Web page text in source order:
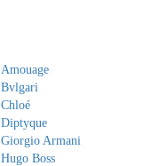
Amouage
Bvlgari
Chloé
Diptyque
Giorgio Armani
Hugo Boss